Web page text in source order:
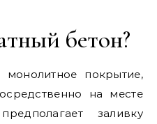
бетон?
покрытие,
на месте
заливку